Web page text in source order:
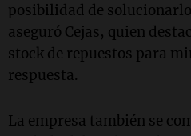
posibilidad de
aseguró Cejas, quien
stock de repuestos para
respuesta.
La empresa también se